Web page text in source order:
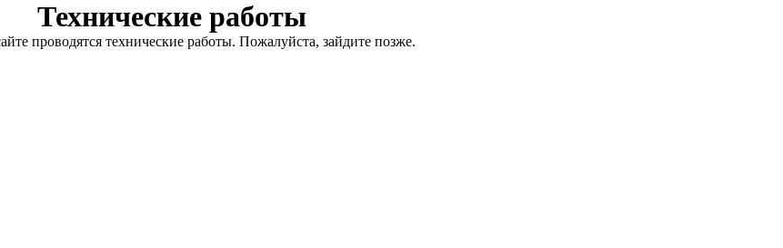
Технические работы
проводятся технические работы. Пожалуйста, зайдите позже.